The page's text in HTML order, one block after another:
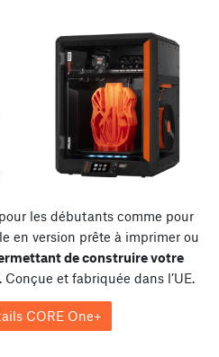
les débutants comme pour
en version prête à imprimer ou
de construire votre
. Conçue et fabriquée dans l’UE.
CORE One+